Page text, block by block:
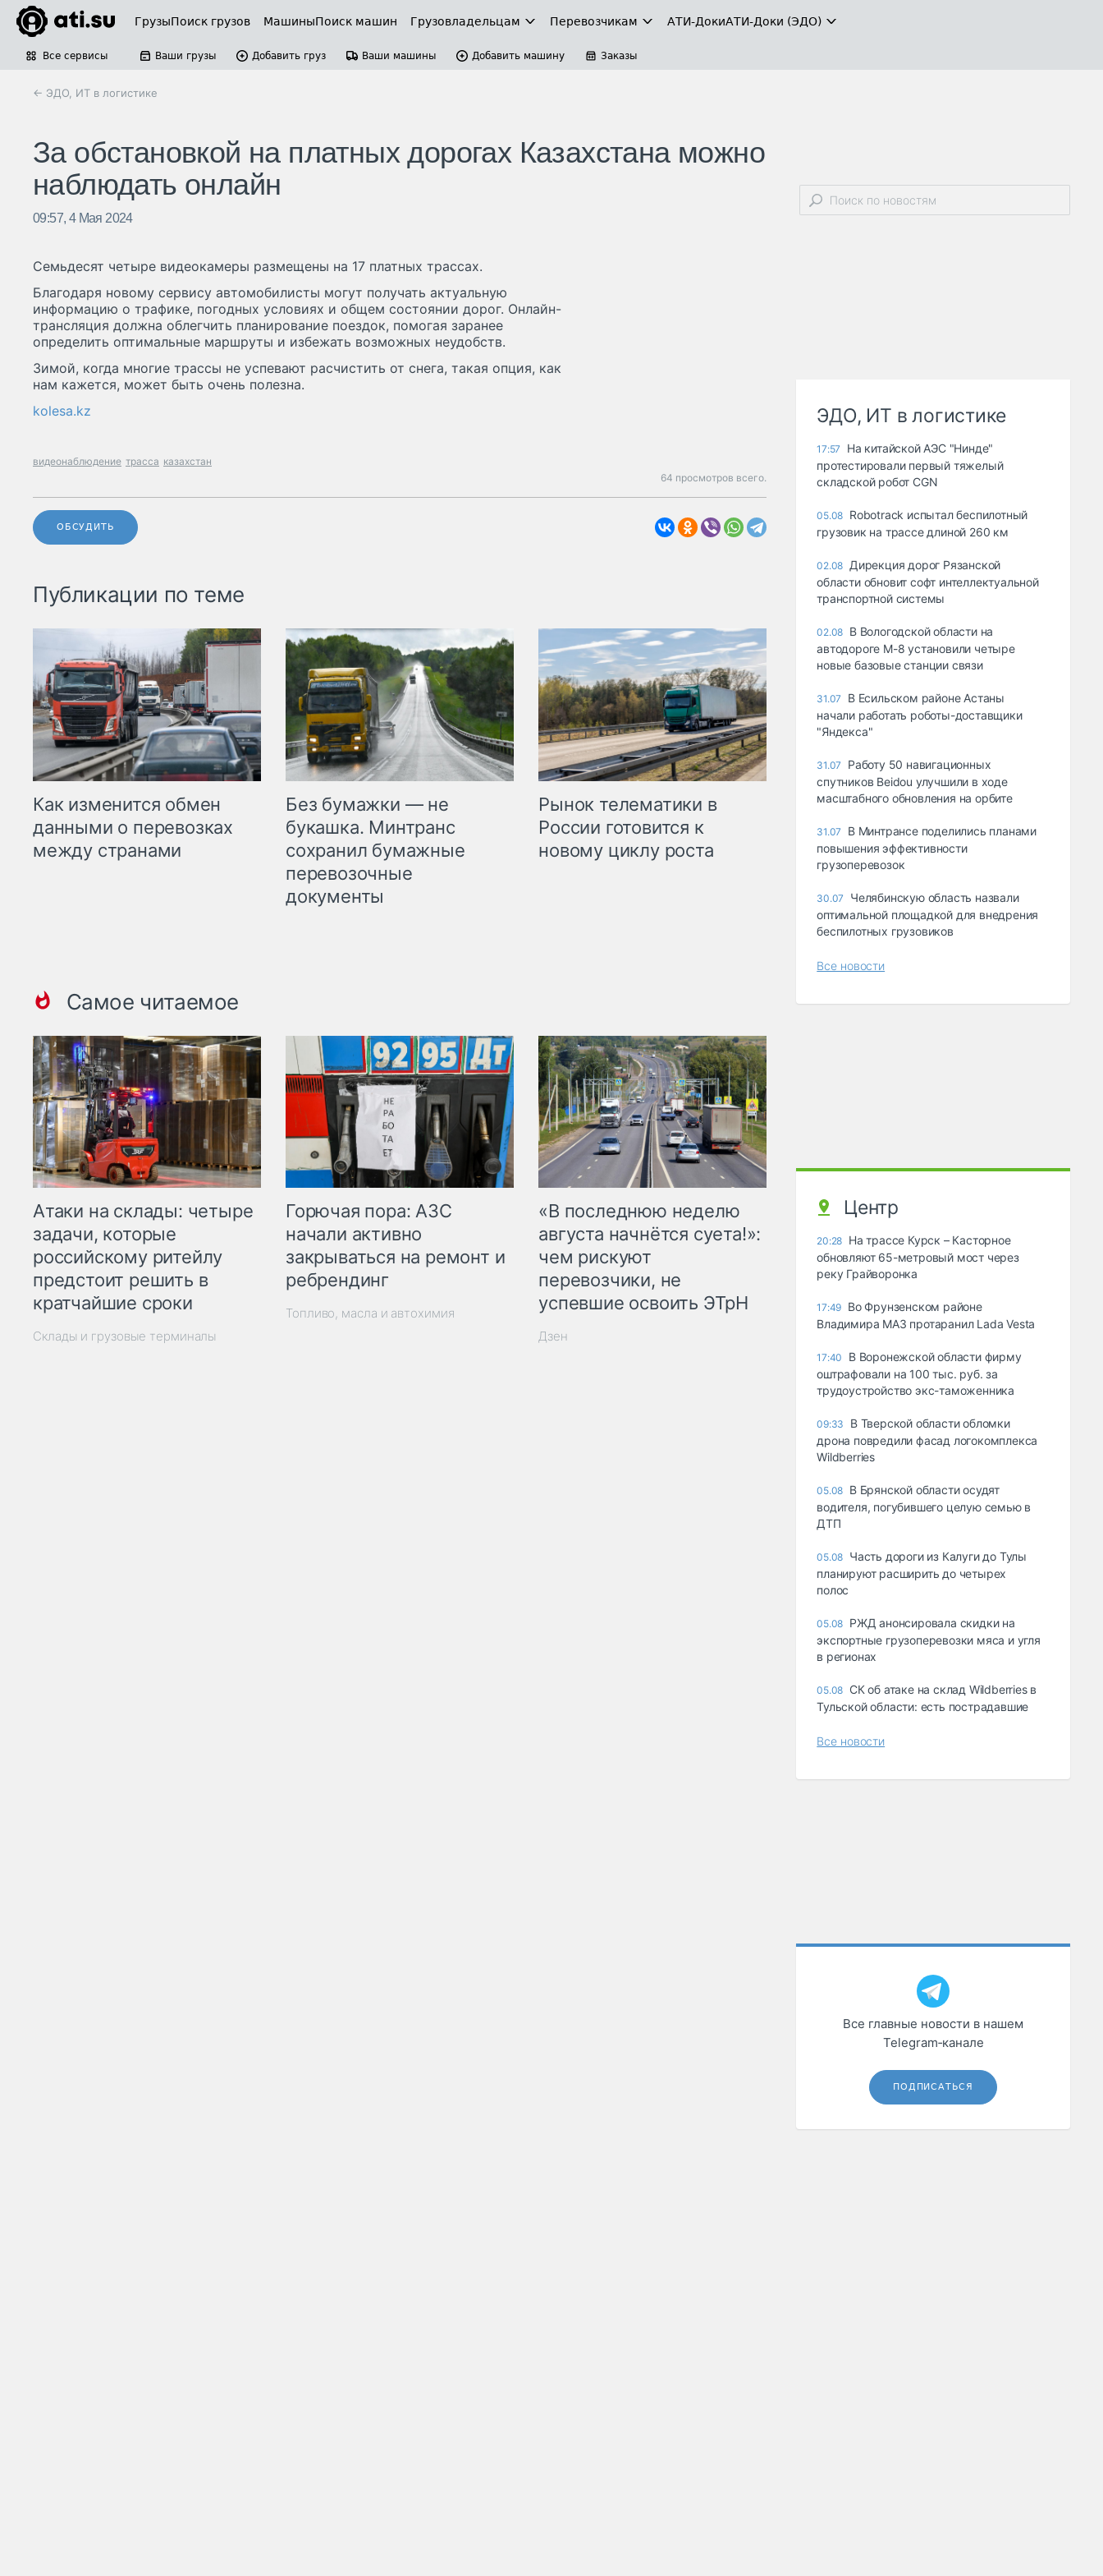
ГрузыПоиск грузов МашиныПоиск машин Грузовладельцам Перевозчикам АТИ-ДокиАТИ-Доки (ЭДО)
Все сервисы Ваши грузы Добавить груз Ваши машины Добавить машину Заказы
← ЭДО, ИТ в логистике
За обстановкой на платных дорогах Казахстана можно
наблюдать онлайн
09:57, 4 Мая 2024
Семьдесят четыре видеокамеры размещены на 17 платных трассах.
Благодаря новому сервису автомобилисты могут получать актуальную
информацию о трафике, погодных условиях и общем состоянии дорог. Онлайн-
трансляция должна облегчить планирование поездок, помогая заранее
определить оптимальные маршруты и избежать возможных неудобств.
Зимой, когда многие трассы не успевают расчистить от снега, такая опция, как
нам кажется, может быть очень полезна.
kolesa.kz
видеонаблюдение трасса казахстан
64 просмотров всего.
ОБСУДИТЬ
Публикации по теме
Как изменится обмен
данными о перевозках
между странами
Без бумажки — не
букашка. Минтранс
сохранил бумажные
перевозочные
документы
Рынок телематики в
России готовится к
новому циклу роста
Самое читаемое
Атаки на склады: четыре
задачи, которые
российскому ритейлу
предстоит решить в
кратчайшие сроки
Склады и грузовые терминалы
Горючая пора: АЗС
начали активно
закрываться на ремонт и
ребрендинг
Топливо, масла и автохимия
«В последнюю неделю
августа начнётся суета!»:
чем рискуют
перевозчики, не
успевшие освоить ЭТрН
Дзен
ЭДО, ИТ в логистике
17:57
На китайской АЭС "Нинде"
протестировали первый тяжелый
складской робот CGN
05.08 Robotrack испытал беспилотный
грузовик на трассе длиной 260 км
02.08 Дирекция дорог Рязанской
области обновит софт интеллектуальной
транспортной системы
02.08 В Вологодской области на
автодороге М-8 установили четыре
новые базовые станции связи
31.07
В Есильском районе Астаны
начали работать роботы-доставщики
"Яндекса"
31.07
Работу 50 навигационных
спутников Beidou улучшили в ходе
масштабного обновления на орбите
31.07
В Минтрансе поделились планами
повышения эффективности
грузоперевозок
30.07
Челябинскую область назвали
оптимальной площадкой для внедрения
беспилотных грузовиков
Все новости
Центр
20:28 На трассе Курск – Касторное
обновляют 65-метровый мост через
реку Грайворонка
17:49 Во Фрунзенском районе
Владимира МАЗ протаранил Lada Vesta
17:40
В Воронежской области фирму
оштрафовали на 100 тыс. руб. за
трудоустройство экс-таможенника
09:33
В Тверской области обломки
дрона повредили фасад логокомплекса
Wildberries
05.08 В Брянской области осудят
водителя, погубившего целую семью в
ДТП
05.08 Часть дороги из Калуги до Тулы
планируют расширить до четырех
полос
05.08 РЖД анонсировала скидки на
экспортные грузоперевозки мяса и угля
в регионах
05.08 СК об атаке на склад Wildberries в
Тульской области: есть пострадавшие
Все новости
Все главные новости в нашем
Telegram‑канале
ПОДПИСАТЬСЯ